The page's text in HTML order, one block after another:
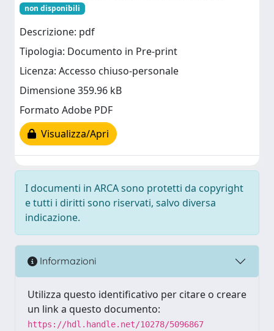
non disponibili
Descrizione: pdf
Tipologia: Documento in Pre-print
Licenza: Accesso chiuso-personale
Dimensione 359.96 kB
Formato Adobe PDF
Visualizza/Apri
I documenti in ARCA sono protetti da copyright
e tutti i diritti sono riservati, salvo diversa
indicazione.
Informazioni
Utilizza questo identificativo per citare o creare
un link a questo documento:
https://hdl.handle.net/10278/5096867